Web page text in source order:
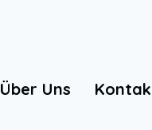
Über Uns